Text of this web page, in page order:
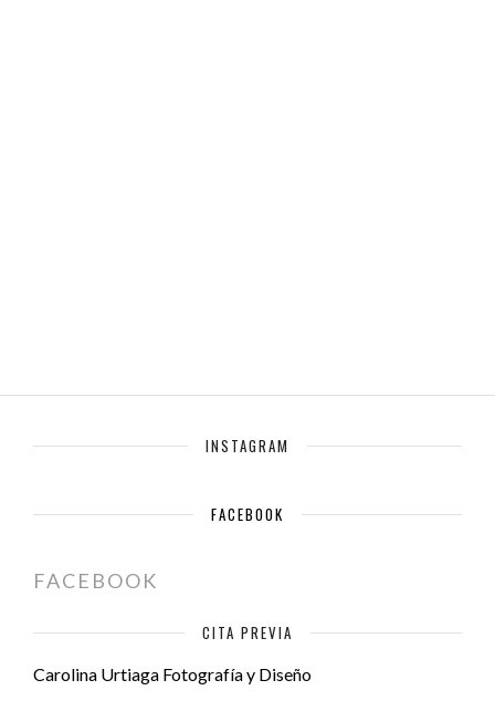
INSTAGRAM
FACEBOOK
FACEBOOK
CITA PREVIA
Carolina Urtiaga Fotografía y Diseño